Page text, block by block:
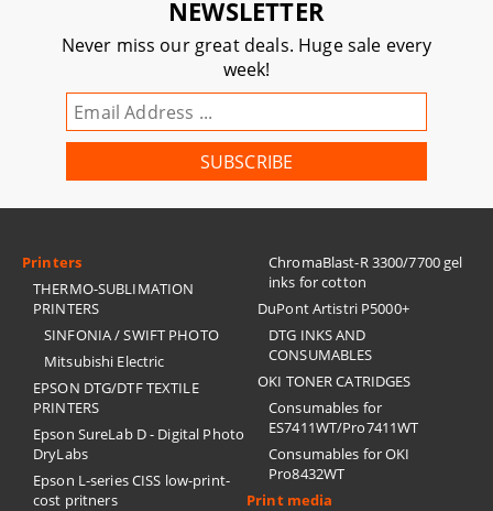
NEWSLETTER
Never miss our great deals. Huge sale every
week!
Printers
THERMO-SUBLIMATION
PRINTERS
SINFONIA / SWIFT PHOTO
Mitsubishi Electric
EPSON DTG/DTF TEXTILE
PRINTERS
Epson SureLab D - Digital Photo
DryLabs
Epson L-series CISS low-print-
cost pritners
ChromaBlast-R 3300/7700 gel
inks for cotton
DuPont Artistri P5000+
DTG INKS AND
CONSUMABLES
OKI TONER CATRIDGES
Consumables for
ES7411WT/Pro7411WT
Consumables for OKI
Pro8432WT
Print media